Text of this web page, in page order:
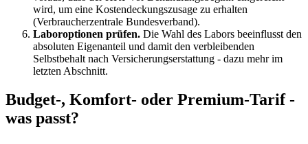
wird, um eine Kostendeckungszusage zu erhalten
(Verbraucherzentrale Bundesverband).
Laboroptionen prüfen. Die Wahl des Labors beeinflusst den
absoluten Eigenanteil und damit den verbleibenden
Selbstbehalt nach Versicherungserstattung - dazu mehr im
letzten Abschnitt.
Budget-, Komfort- oder Premium-Tarif -
was passt?